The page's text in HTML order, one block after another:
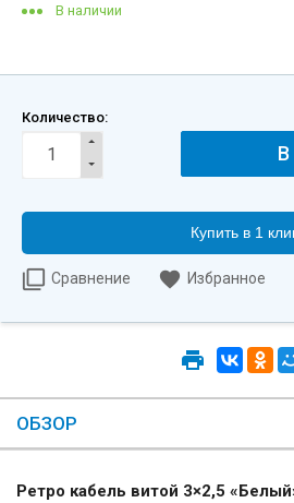
В наличии
Количество:
Купить в 1
Сравнение Избранное
ОБЗОР
Ретро кабель витой 3×2,5